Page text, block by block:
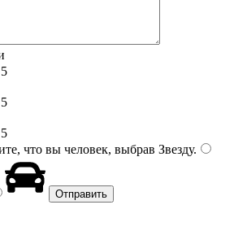
5
5
5
что вы человек, выбрав Звезду.